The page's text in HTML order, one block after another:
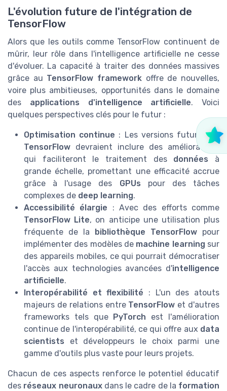
L'évolution future de l'intégration de
TensorFlow
Alors que les outils comme TensorFlow continuent de
mûrir, leur rôle dans l'intelligence artificielle ne cesse
d'évoluer. La capacité à traiter des données massives
grâce au TensorFlow framework offre de nouvelles,
voire plus ambitieuses, opportunités dans le domaine
des applications d'intelligence artificielle. Voici
quelques perspectives clés pour le futur :
Optimisation continue : Les versions futures de
TensorFlow devraient inclure des améliorations
qui faciliteront le traitement des données à
grande échelle, promettant une efficacité accrue
grâce à l'usage des GPUs pour des tâches
complexes de deep learning.
Accessibilité élargie : Avec des efforts comme
TensorFlow Lite, on anticipe une utilisation plus
fréquente de la bibliothèque TensorFlow pour
implémenter des modèles de machine learning sur
des appareils mobiles, ce qui pourrait démocratiser
l'accès aux technologies avancées d'intelligence
artificielle.
Interopérabilité et flexibilité : L'un des atouts
majeurs de relations entre TensorFlow et d'autres
frameworks tels que PyTorch est l'amélioration
continue de l'interopérabilité, ce qui offre aux data
scientists et développeurs le choix parmi une
gamme d'outils plus vaste pour leurs projets.
Chacun de ces aspects renforce le potentiel éducatif
des réseaux neuronauxdans le cadre de la formation